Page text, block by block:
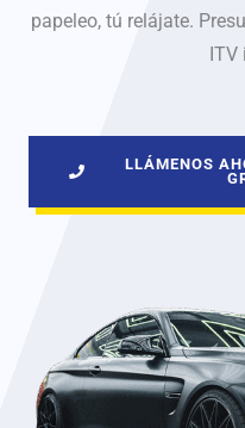
papeleo, tú relájate.
LLÁMENOS